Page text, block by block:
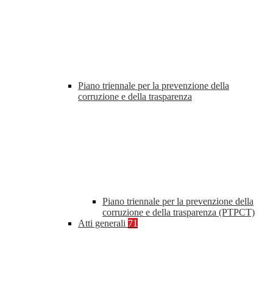
Piano triennale per la prevenzione della
corruzione e della trasparenza
Piano triennale per la prevenzione della
corruzione e della trasparenza (PTPCT)
Atti generali 71